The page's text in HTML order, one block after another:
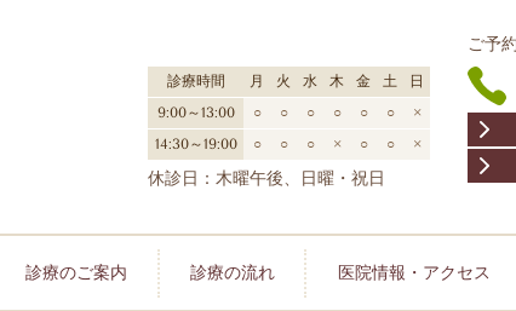
診療時間 月 火 水 木 金 土
日
9:00～13:00
○ ○ ○ ○ ○ ○
×
14:30～19:00
○ ○ ○ × ○ ○ ×
休診日：木曜午後、日曜・祝日
ご予
診療のご案内 診療の流れ 医院情報・アクセス